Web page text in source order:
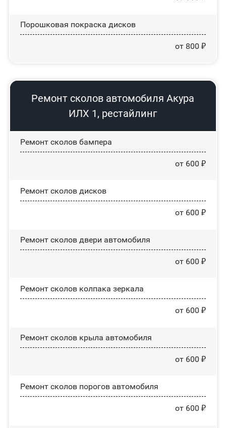
Порошковая покраска дисков
от 800 ₽
Ремонт сколов автомобиля Акура
ИЛХ 1, рестайлинг
Ремонт сколов бампера
от 600 ₽
Ремонт сколов дисков
от 600 ₽
Ремонт сколов двери автомобиля
от 600 ₽
Ремонт сколов колпака зеркала
от 600 ₽
Ремонт сколов крыла автомобиля
от 600 ₽
Ремонт сколов порогов автомобиля
от 600 ₽